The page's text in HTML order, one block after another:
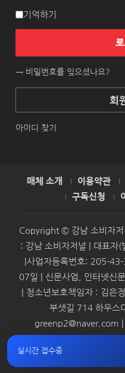
기억하기
→ 비밀번호를 잊으셨나요?
회
아이디 찾기
매체 소개 이용약관
구독신청
Copyright © 강남 소비자
: 강남 소비자저널 | 대표자
|사업자등록번호: 205-
07일 | 신문사업, 인터넷신
| 청소년보호책임자 : 김은
부샛길 714 하우스
greenp2@naver.com
Syndication by
실시간 접수중